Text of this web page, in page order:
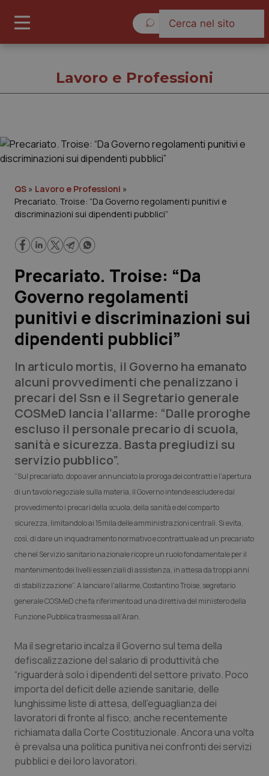
Governo e Parlamento
Regioni e Asl
Lavoro e Professioni
Scienza e Farmaci
Studi e Analisi
Lettere al direttore
Edizioni Regionali
QS Pro
Professionisti Sanitari.AI
Abruzzo
Basilicata
Calabria
Friuli Venezia Giulia
Lazio
Liguria
Lombardia
Marche
QS Pro Gold
Artrite & artrosi
Asma & BPCO
Dermatite Atopica
Diabete & glucometri
Disturbi dell’umore
Dolore
Donna & Salute
QS Club Newsletter
Lavoro e Professioni
QS » Lavoro e Professioni »
Precariato. Troise: “Da Governo regolamenti punitivi e
discriminazioni sui dipendenti pubblici”
Precariato. Troise: “Da
Governo regolamenti
punitivi e discriminazioni sui
dipendenti pubblici”
In articulo mortis, il Governo ha emanato
alcuni provvedimenti che penalizzano i
precari del Ssn e il Segretario generale
COSMeD lancia l’allarme: “Dalle proroghe
escluso il personale precario di scuola,
sanità e sicurezza. Basta pregiudizi su
servizio pubblico”.
“Sul precariato, dopo aver annunciato la proroga dei contratti e l’apertura
di un tavolo negoziale sulla materia, il Governo intende escludere dal
provvedimento i precari della scuola, della sanità e del comparto
sicurezza, limitandolo ai 15mila delle amministrazioni centrali. Si evita,
così, di dare un inquadramento normativo e contrattuale ad un precariato
che nel Servizio sanitario nazionale ricopre un ruolo fondamentale per il
mantenimento dei livelli essenziali di assistenza, in attesa da troppi anni
di stabilizzazione”. A lanciare l’allarme, Costantino Troise, segretario
generale COSMeD che fa riferimento ad una direttiva del ministero della
Funzione Pubblica trasmessa all’Aran.
Ma il segretario incalza il Governo sul tema della
defiscalizzazione del salario di produttività che
“riguarderà solo i dipendenti del settore privato. Poco
importa del deficit delle aziende sanitarie, delle
lunghissime liste di attesa, dell’eguaglianza dei
lavoratori di fronte al fisco, anche recentemente
richiamata dalla Corte Costituzionale. Ancora una volta
è prevalsa una politica punitiva nei confronti dei servizi
pubblici e dei loro lavoratori.